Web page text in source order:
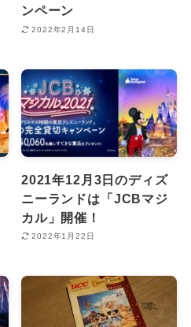
ンペーン
2022年2月14日
2021年12月3日のディズ
ニーランドは「JCBマジ
カル」開催！
2022年1月22日